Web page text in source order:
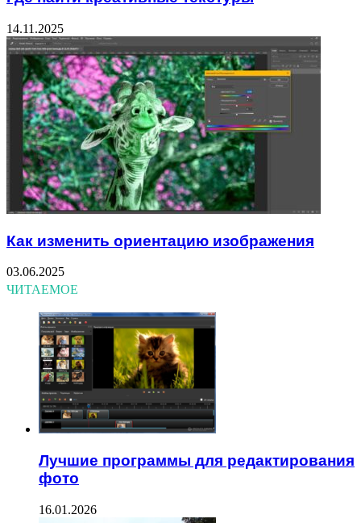
14.11.2025
Как изменить ориентацию изображения
03.06.2025
ЧИТАЕМОЕ
Лучшие программы для редактирования
фото
16.01.2026